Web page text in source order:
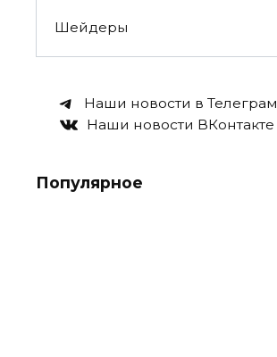
Шейдеры
Наши новости в Телеграм
Наши новости ВКонтакте
Популярное